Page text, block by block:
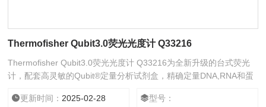
Thermofisher Qubit3.0荧光光度计 Q33216
Thermofisher Qubit3.0荧光光度计 Q33216为全新升级的台式荧光
计，配套高灵敏的Qubit®定量分析试剂盒，精确定量DNA,RNA和蛋
合时方可发射荧光信号，从而报告靶分子的浓度，因此这种特异性可
更新时间： 2025-02-28 型号：